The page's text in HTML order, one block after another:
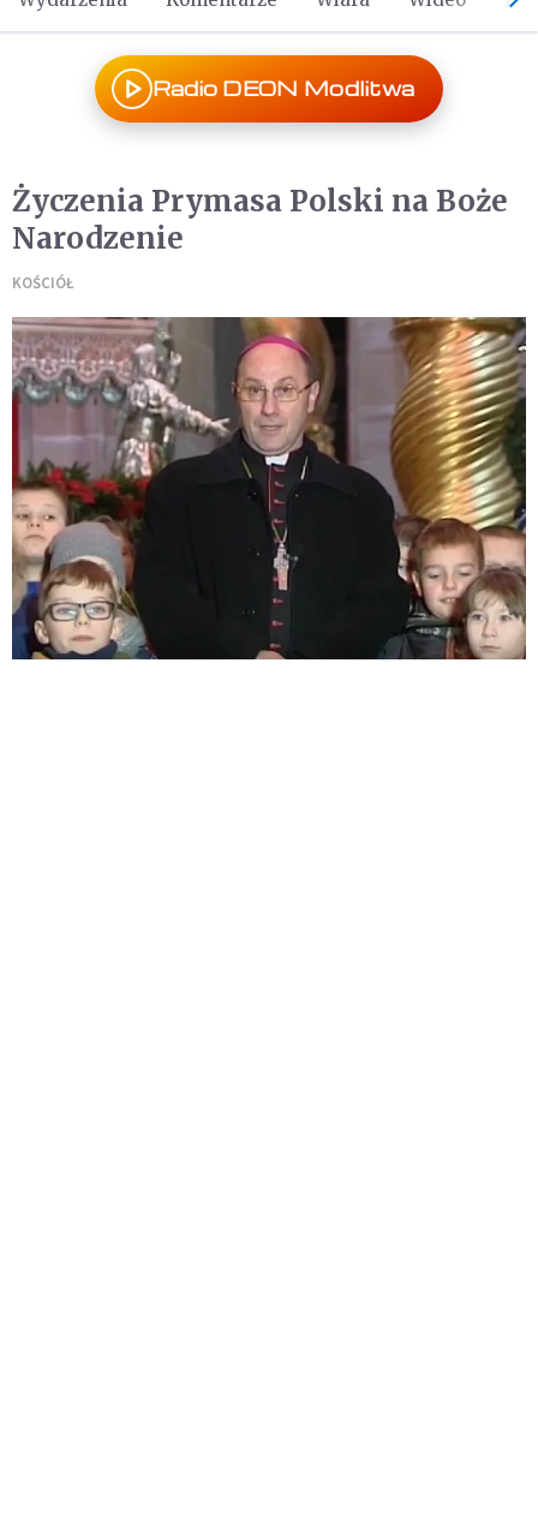
Radio DEON Modlitwa
Życzenia Prymasa Polski na Boże
Narodzenie
KOŚCIÓŁ